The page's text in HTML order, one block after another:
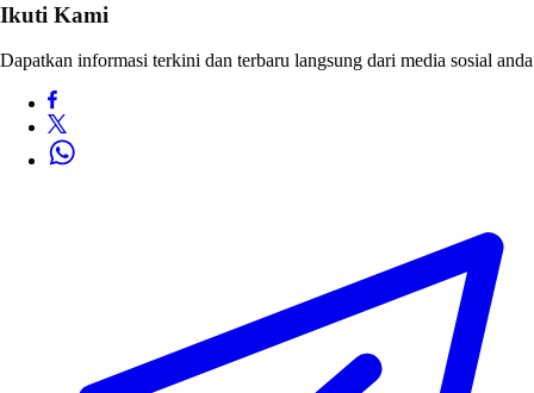
Ikuti Kami
Dapatkan informasi terkini dan terbaru langsung dari media sosial anda